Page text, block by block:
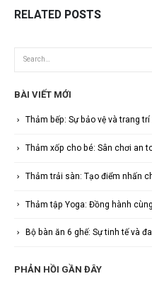
RELATED POSTS
BÀI VIẾT MỚI
Thảm bếp: Sự bảo vệ và trang
Thảm xốp cho bé: Sân chơi an
Thảm trải sàn: Tạo điểm nhấn
Thảm tập Yoga: Đồng hành
Bộ bàn ăn 6 ghế: Sự tinh tế và
PHẢN HỒI GẦN ĐÂY